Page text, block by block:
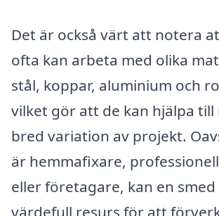
Det är också värt att notera
ofta kan arbeta med olika
stål, koppar, aluminium och
vilket gör att de kan hjälpa till
bred variation av projekt.
är hemmafixare,
eller företagare, kan en smed
värdefull resurs för att